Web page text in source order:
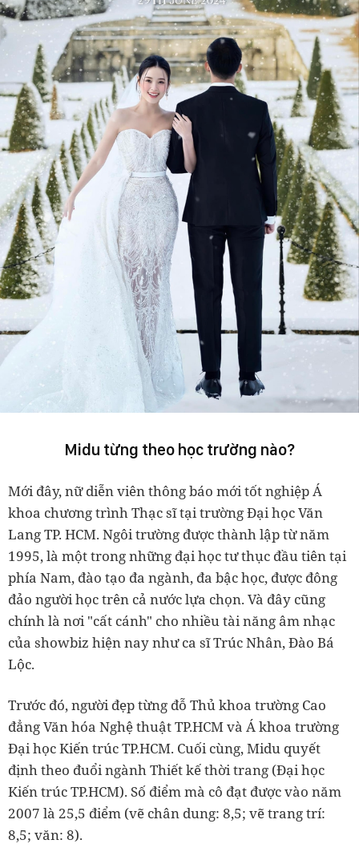
Midu từng theo học trường nào?
Mới đây, nữ diễn viên thông báo mới tốt nghiệp Á
khoa chương trình Thạc sĩ tại trường Đại học Văn
Lang TP. HCM. Ngôi trường được thành lập từ năm
1995, là một trong những đại học tư thục đầu tiên tại
phía Nam, đào tạo đa ngành, đa bậc học, được đông
đảo người học trên cả nước lựa chọn. Và đây cũng
chính là nơi "cất cánh" cho nhiều tài năng âm nhạc
của showbiz hiện nay như ca sĩ Trúc Nhân, Đào Bá
Lộc.
Trước đó, người đẹp từng đỗ Thủ khoa trường Cao
đẳng Văn hóa Nghệ thuật TP.HCM và Á khoa trường
Đại học Kiến trúc TP.HCM. Cuối cùng, Midu quyết
định theo đuổi ngành Thiết kế thời trang (Đại học
Kiến trúc TP.HCM). Số điểm mà cô đạt được vào năm
2007 là 25,5 điểm (vẽ chân dung: 8,5; vẽ trang trí:
8,5; văn: 8).